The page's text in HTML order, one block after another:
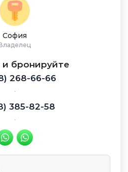
София
и бронируйте
268-66-66
.
385-82-58
.